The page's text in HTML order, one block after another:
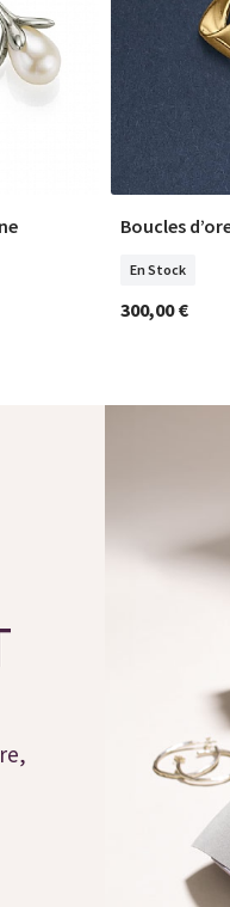
Boucles
En Stock
300,00 €